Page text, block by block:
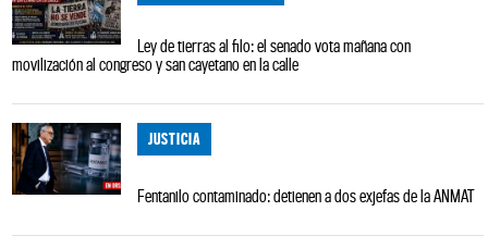
Ley de tierras al filo: el senado vota mañana con
movilización al congreso y san cayetano en la calle
JUSTICIA
Fentanilo contaminado: detienen a dos exjefas de la ANMAT